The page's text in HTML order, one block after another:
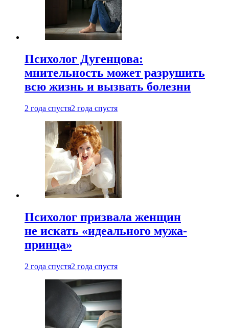
Психолог Дугенцова:
мнительность может разрушить
всю жизнь и вызвать болезни
2 года спустя2 года спустя
Психолог призвала женщин
не искать «идеального мужа-
принца»
2 года спустя2 года спустя